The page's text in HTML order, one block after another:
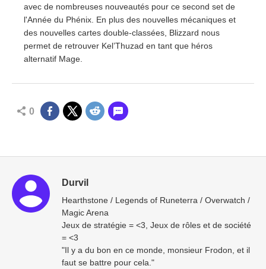
avec de nombreuses nouveautés pour ce second set de
l'Année du Phénix. En plus des nouvelles mécaniques et
des nouvelles cartes double-classées, Blizzard nous
permet de retrouver Kel’Thuzad en tant que héros
alternatif Mage.
0
Durvil
Hearthstone / Legends of Runeterra / Overwatch /
Magic Arena
Jeux de stratégie = <3, Jeux de rôles et de société
= <3
"Il y a du bon en ce monde, monsieur Frodon, et il
faut se battre pour cela."